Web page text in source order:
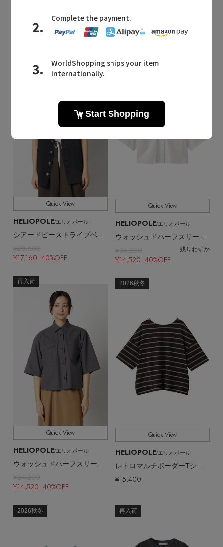
¥17,600 50%OFF
¥28,600
¥17,160 40%OFF
Quick View
HELIOPOLE/エリオポール
シアードビーストライプベスト
¥28,600
¥17,160 40%OFF
Quick View
HELIOPOLE/エリオポール
¥24,200 残りわずか
¥14,520 40%OFF
再入荷
Quick View
HELIOPOLE/エリオポール
¥24,200
¥14,520 40%OFF
2026秋冬
Quick View
HELIOPOLE/エリオポール
¥15,400
2026秋冬 再入荷